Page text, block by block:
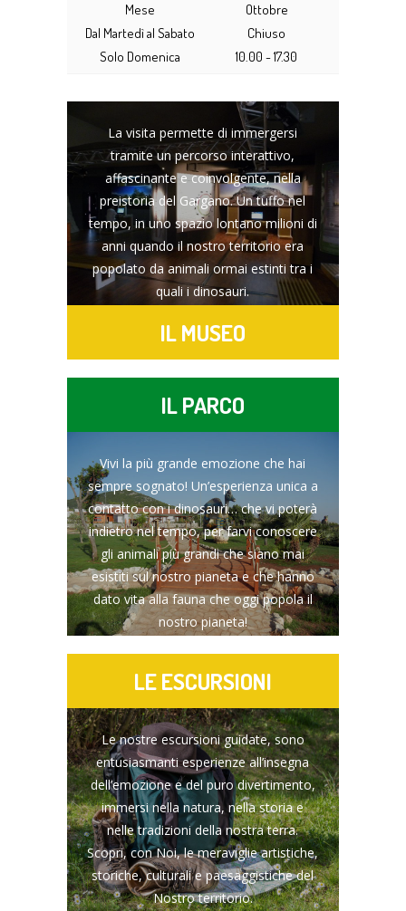
Mese
Ottobre
Dal Martedì al Sabato
Chiuso
Solo Domenica
10.00 - 17.30
La visita permette di immergersi
tramite un percorso interattivo,
affascinante e coinvolgente, nella
preistoria del Gargano. Un tuffo nel
tempo, in uno spazio lontano milioni di
anni quando il nostro territorio era
popolato da animali ormai estinti tra i
quali i dinosauri.
IL MUSEO
IL PARCO
Vivi la più grande emozione che hai
sempre sognato! Un’esperienza unica a
contatto con i dinosauri… che vi poterà
indietro nel tempo, per farvi conoscere
gli animali più grandi che siano mai
esistiti sul nostro pianeta e che hanno
dato vita alla fauna che oggi popola il
nostro pianeta!
LE ESCURSIONI
Le nostre escursioni guidate, sono
entusiasmanti esperienze all’insegna
dell’emozione e del puro divertimento,
immersi nella natura, nella storia e
nelle tradizioni della nostra terra.
Scopri, con Noi, le meraviglie artistiche,
storiche, culturali e paesaggistiche del
Nostro territorio.